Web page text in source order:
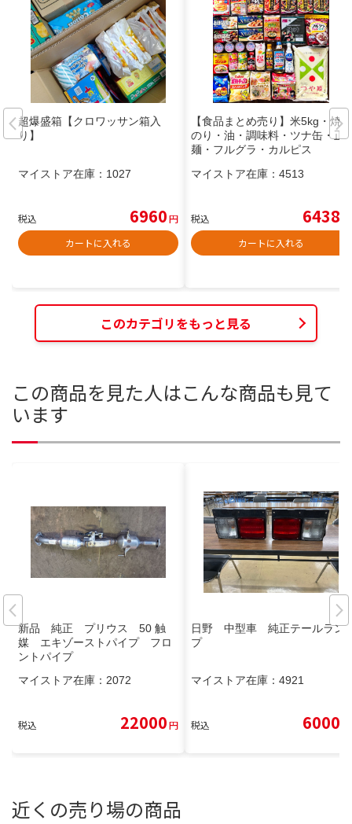
超爆盛箱【クロワッサン箱入
り】
マイストア在庫： 1027
税込 6960円
カートに入れる
【食品まとめ売り】米5kg・焼
のり・油・調味料・ツナ缶・正
麺・フルグラ・カルピス
マイストア在庫： 4513
税込 6438
カートに入れる
このカテゴリをもっと見る
この商品を見た人はこんな商品も見て
います
新品 純正 プリウス 50 触
媒 エキゾーストパイプ フロ
ントパイプ
マイストア在庫： 2072
税込 22000円
日野 中型車 純正テールラン
プ
マイストア在庫： 4921
税込 6000
近くの売り場の商品